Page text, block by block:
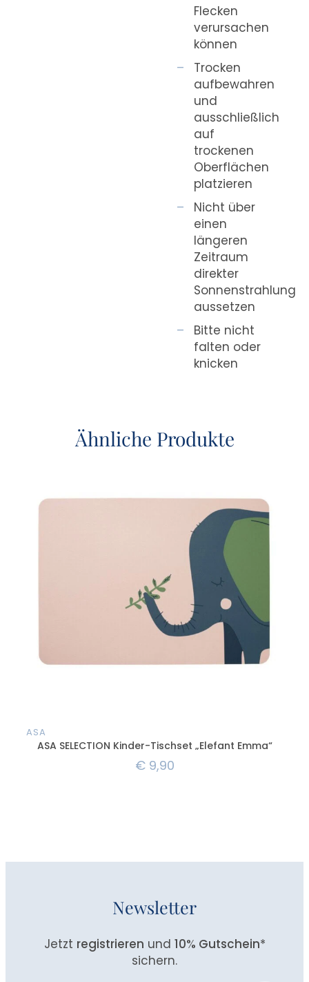
Flecken
verursachen
können
Trocken
aufbewahren
und
ausschließlich
auf
trockenen
Oberflächen
platzieren
Nicht über
einen
längeren
Zeitraum
direkter
Sonnenstrahlung
aussetzen
Bitte nicht
falten oder
knicken
Ähnliche Produkte
ASA
ASA SELECTION Kinder-Tischset „Elefant Emma“
€9,90
Newsletter
Jetzt registrieren und 10% Gutschein*
sichern.